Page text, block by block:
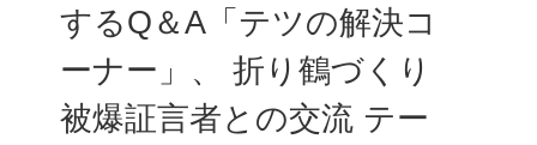
するQ＆A「テツの解決コ
ーナー」、 折り鶴づくり
被爆証言者との交流 テー